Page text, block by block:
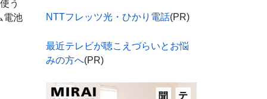
う
電池
NTTフレッツ光・ひかり電話(PR)
最近テレビが聴こえづらいとお悩
みの方へ(PR)